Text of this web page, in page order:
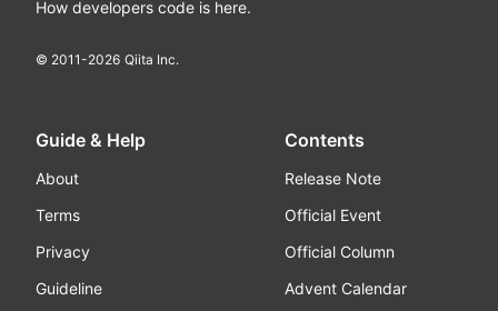
How developers code is here.
© 2011-2026 Qiita Inc.
Guide & Help
About
Terms
Privacy
Guideline
Contents
Release Note
Official Event
Official Column
Advent Calendar